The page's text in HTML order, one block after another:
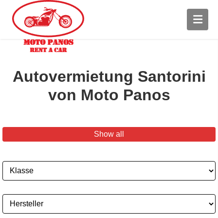
Autovermietung Santorini
von Moto Panos
Show all